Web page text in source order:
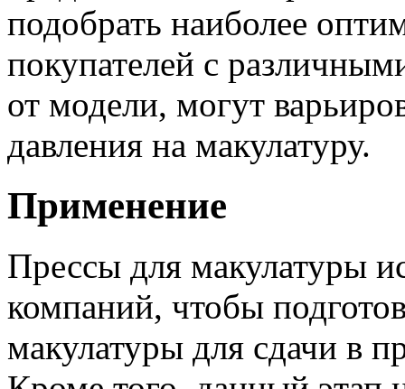
подобрать наиболее
покупателей с
от модели, могут
давления на макулатуру.
Применение
Прессы для макулатуры
компаний, чтобы
макулатуры для сдачи в